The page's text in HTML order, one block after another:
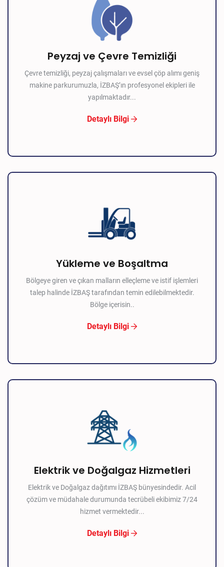
Peyzaj ve Çevre Temizliği
Çevre temizliği, peyzaj çalışmaları ve evsel çöp alımı geniş
makine parkurumuzla, İZBAŞ’ın profesyonel ekipleri ile
yapılmaktadır...
Detaylı Bilgi
Yükleme ve Boşaltma
Bölgeye giren ve çıkan malların elleçleme ve istif işlemleri
talep halinde İZBAŞ tarafından temin edilebilmektedir.
Bölge içerisin..
Detaylı Bilgi
Elektrik ve Doğalgaz Hizmetleri
Elektrik ve Doğalgaz dağıtımı İZBAŞ bünyesindedir. Acil
çözüm ve müdahale durumunda tecrübeli ekibimiz 7/24
hizmet vermektedir...
Detaylı Bilgi